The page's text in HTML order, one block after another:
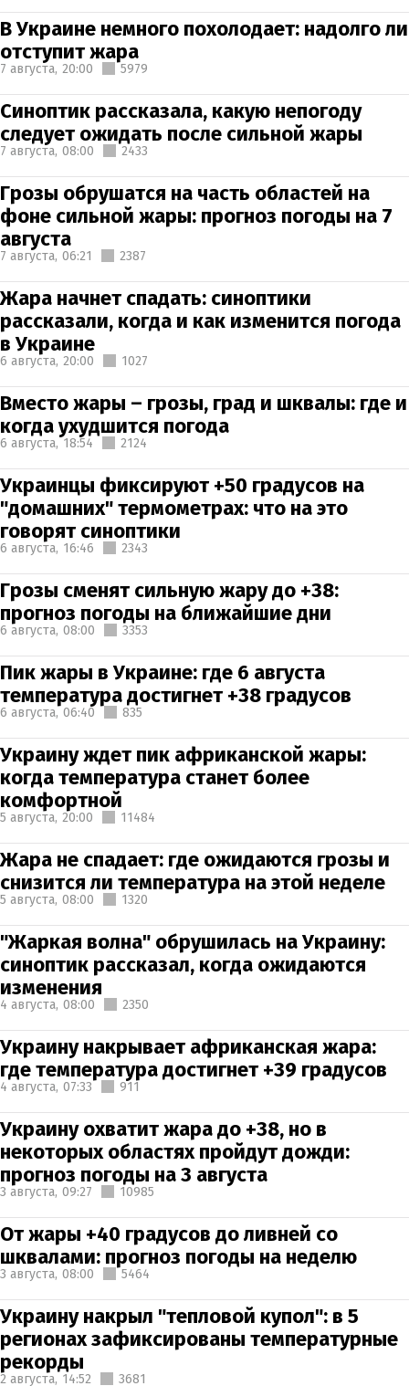
В Украине немного похолодает: надолго ли
отступит жара
7 августа, 20:00 5979
Синоптик рассказала, какую непогоду
следует ожидать после сильной жары
7 августа, 08:00 2433
Грозы обрушатся на часть областей на
фоне сильной жары: прогноз погоды на 7
августа
7 августа, 06:21 2387
Жара начнет спадать: синоптики
рассказали, когда и как изменится погода
в Украине
6 августа, 20:00 1027
Вместо жары – грозы, град и шквалы: где и
когда ухудшится погода
6 августа, 18:54 2124
Украинцы фиксируют +50 градусов на
"домашних" термометрах: что на это
говорят синоптики
6 августа, 16:46 2343
Грозы сменят сильную жару до +38:
прогноз погоды на ближайшие дни
6 августа, 08:00 3353
Пик жары в Украине: где 6 августа
температура достигнет +38 градусов
6 августа, 06:40 835
Украину ждет пик африканской жары:
когда температура станет более
комфортной
5 августа, 20:00 11484
Жара не спадает: где ожидаются грозы и
снизится ли температура на этой неделе
5 августа, 08:00 1320
"Жаркая волна" обрушилась на Украину:
синоптик рассказал, когда ожидаются
изменения
4 августа, 08:00 2350
Украину накрывает африканская жара:
где температура достигнет +39 градусов
4 августа, 07:33 911
Украину охватит жара до +38, но в
некоторых областях пройдут дожди:
прогноз погоды на 3 августа
3 августа, 09:27 10985
От жары +40 градусов до ливней со
шквалами: прогноз погоды на неделю
3 августа, 08:00 5464
Украину накрыл "тепловой купол": в 5
регионах зафиксированы температурные
рекорды
2 августа, 14:52 3681